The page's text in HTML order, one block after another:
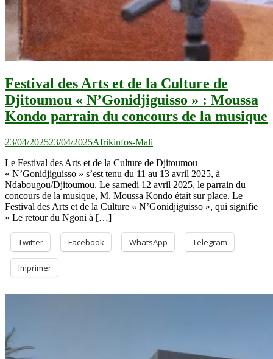
Festival des Arts et de la Culture de
Djitoumou « N’Gonidjiguisso » : Moussa
Kondo parrain du concours de la musique
23/04/202523/04/2025Afrikinfos-Mali
Le Festival des Arts et de la Culture de Djitoumou
« N’Gonidjiguisso » s’est tenu du 11 au 13 avril 2025, à
Ndabougou/Djitoumou. Le samedi 12 avril 2025, le parrain du
concours de la musique, M. Moussa Kondo était sur place. Le
Festival des Arts et de la Culture « N’Gonidjiguisso », qui signifie
« Le retour du Ngoni à […]
Twitter Facebook WhatsApp Telegram
Imprimer